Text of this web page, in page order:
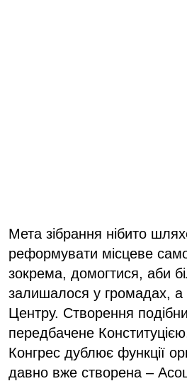
Мета зібрання нібито
реформувати місцеве
зокрема, домогтися, аби
залишалося у громадах,
Центру. Створення
передбачене
Конгрес дублює функції
давно вже створена –